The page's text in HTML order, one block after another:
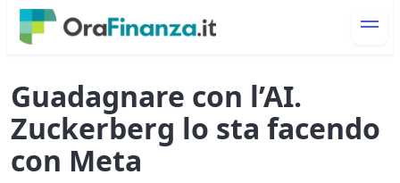
Guadagnare con l’AI.
Zuckerberg lo sta facendo
con Meta